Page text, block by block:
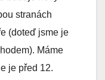
stranách
(doteď jsme je
Máme
je před 12.